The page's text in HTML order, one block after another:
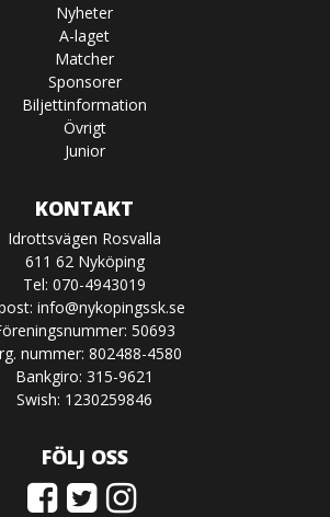
Nyheter
A-laget
Matcher
Sponsorer
Biljettinformation
Övrigt
Junior
KONTAKT
Idrottsvägen Rosvalla
611 62 Nyköping
Tel: 070-4943019
info@nykopingssk.se
50693
nummer: 802488-4580
Bankgiro: 315-9621
Swish: 1230259846
FÖLJ OSS